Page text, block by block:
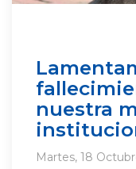
nuestra
Martes, 18